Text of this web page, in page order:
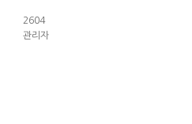
2604
관리자